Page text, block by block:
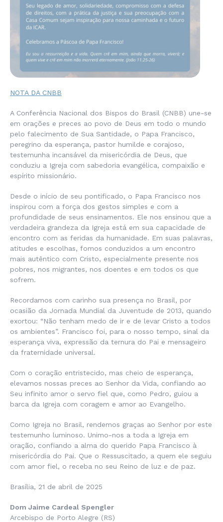
NOTA DA CNBB
A Conferência Nacional dos Bispos do Brasil (CNBB) une-se
em orações e preces ao povo de Deus em todo o mundo
pelo falecimento de Sua Santidade, o Papa Francisco,
peregrino da esperança, pastor humilde e corajoso,
testemunha incansável da misericórdia de Deus, que
conduziu a Igreja com sabedoria evangélica, compaixão e
espírito missionário.
Desde o início de seu pontificado, o Papa Francisco nos
inspirou com a força dos gestos simples e com a
profundidade de seus ensinamentos. Ele nos ensinou que a
verdadeira grandeza da Igreja está em sua capacidade de
encontro com as feridas da humanidade. Em suas palavras,
atitudes e escolhas, fomos conduzidos a um encontro
mais autêntico com Cristo, especialmente presente nos
pobres, nos migrantes, nos doentes e em todos os que
sofrem.
Recordamos com carinho sua presença no Brasil, por
ocasião da Jornada Mundial da Juventude de 2013, quando
exortou: “Não tenham medo de ir e de levar Cristo a todos
os ambientes”. Francisco foi, para o nosso tempo, sinal da
esperança viva, expressão da ternura do Pai e mensageiro
da fraternidade universal.
Com o coração entristecido, mas cheio de esperança,
elevamos nossas preces ao Senhor da Vida, confiando ao
Seu infinito amor o servo fiel que, como Pedro, guiou a
barca da Igreja com coragem e amor ao Evangelho.
Como Igreja no Brasil, rendemos graças ao Senhor por este
testemunho luminoso. Unimo-nos a toda a Igreja em
oração, confiando a alma do querido Papa Francisco à
misericórdia do Pai. Que o Ressuscitado, a quem ele seguiu
com amor fiel, o receba no seu Reino de luz e de paz.
Brasília, 21 de abril de 2025
Dom Jaime Cardeal Spengler
Arcebispo de Porto Alegre (RS)